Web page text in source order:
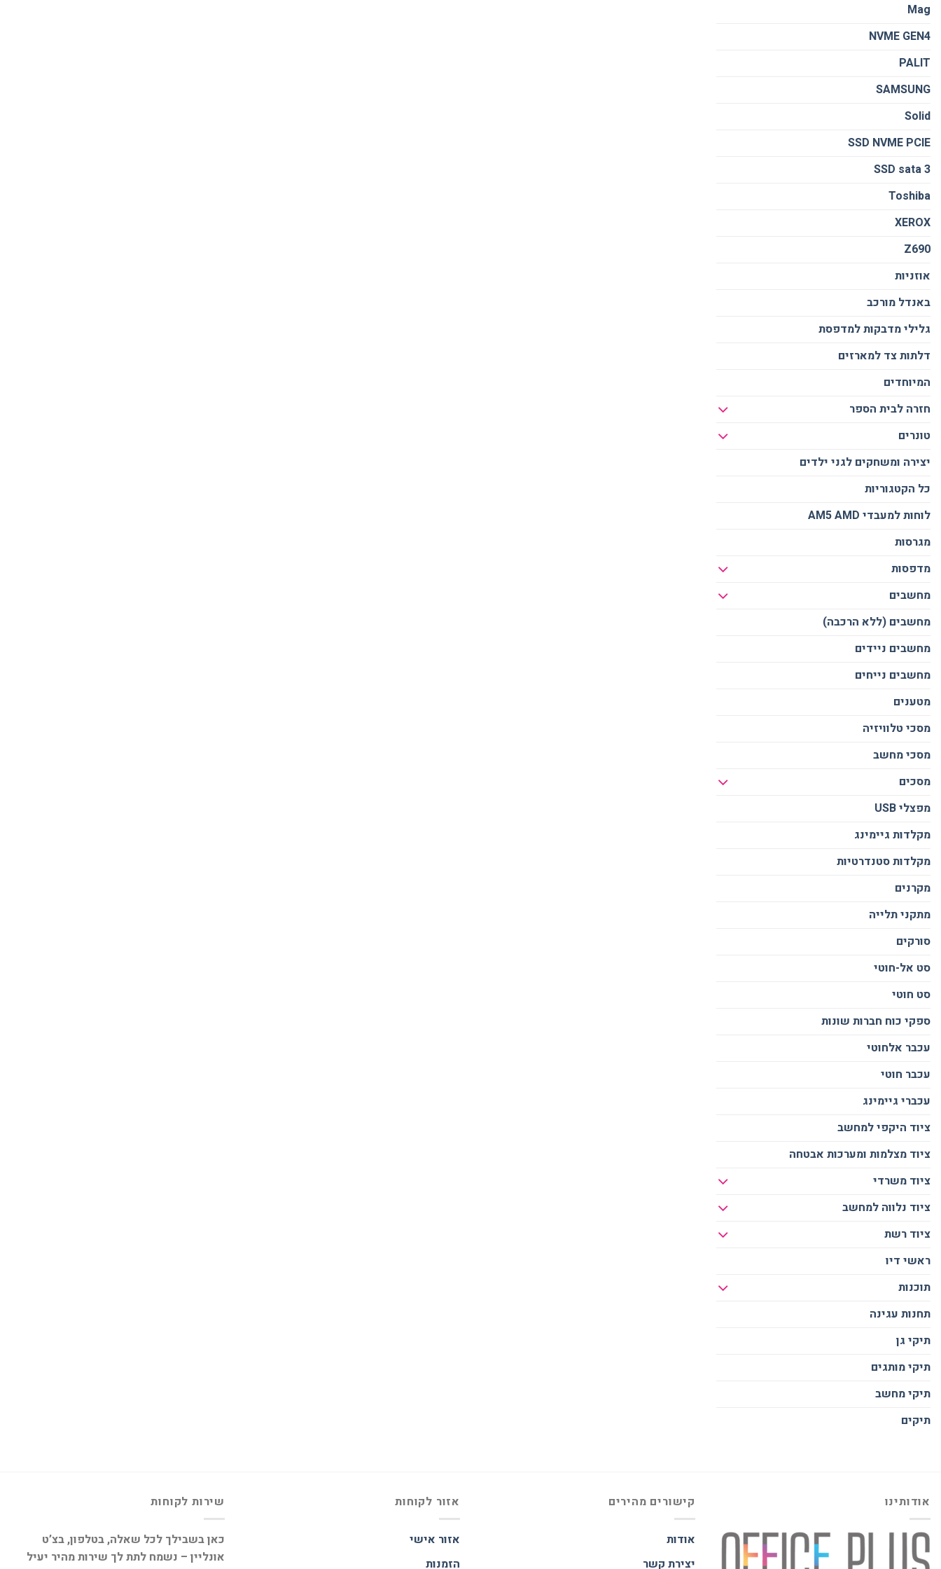
Mag
NVME GEN4
PALIT
SAMSUNG
Solid
SSD NVME PCIE
SSD sata 3
Toshiba
XEROX
Z690
אוזניות
באנדל מורכב
גלילי מדבקות למדפסת
דלתות צד למארזים
המיוחדים
חזרה לבית הספר
טונרים
יצירה ומשחקים לגני ילדים
כל הקטגוריות
לוחות למעבדי AM5 AMD
מגרסות
מדפסות
מחשבים
מחשבים (ללא הרכבה)
מחשבים ניידים
מחשבים נייחים
מטענים
מסכי טלוויזיה
מסכי מחשב
מסכים
מפצלי USB
מקלדות גיימינג
מקלדות סטנדרטיות
מקרנים
מתקני תלייה
סורקים
סט אל-חוטי
סט חוטי
ספקי כוח חברות שונות
עכבר אלחוטי
עכבר חוטי
עכברי גיימינג
ציוד היקפי למחשב
ציוד מצלמות ומערכות אבטחה
ציוד משרדי
ציוד נלווה למחשב
ציוד רשת
ראשי דיו
תוכנות
תחנות עגינה
תיקי גן
תיקי מותגים
תיקי מחשב
תיקים
אודותינו קישורים מהירים
אודות
יצירת קשר
אזור לקוחות
אזור אישי
הזמנות
שירות לקוחות
כאן בשבילך לכל שאלה, בטלפון, בצ’ט
אונליין – נשמח לתת לך שירות מהיר יעיל